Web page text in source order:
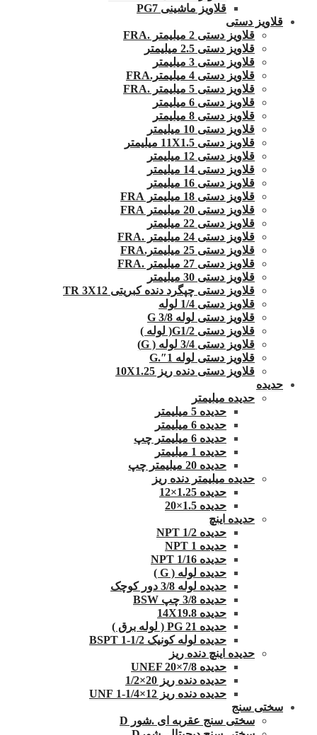
قلاویز ماشینی PG7
قلاویز دستی
قلاویز دستی 2 میلیمتر .FRA
قلاویز دستی 2.5 میلیمتر
قلاویز دستی 3 میلیمتر
قلاویز دستی 4 میلیمتر.FRA
قلاویز دستی 5 میلیمتر .FRA
قلاویز دستی 6 میلیمتر
قلاویز دستی 8 میلیمتر
قلاویز دستی 10 میلیمتر
قلاویز دستی 11X1.5 میلیمتر
قلاویز دستی 12 میلیمتر
قلاویز دستی 14 میلیمتر
قلاویز دستی 16 میلیمتر
قلاویز دستی 18 میلیمتر FRA
قلاویز دستی 20 میلیمتر FRA
قلاویز دستی 22 میلیمتر
قلاویز دستی 24 میلیمتر .FRA
قلاویز دستی 25 میلیمتر.FRA
قلاویز دستی 27 میلیمتر .FRA
قلاویز دستی 30 میلیمتر
قلاویز دستی چپگرد دنده کبریتی TR 3X12
قلاویز دستی 1/4 لوله
قلاویز دستی لوله G 3/8
قلاویز دستی G1/2( لوله )
قلاویز دستی 3/4 لوله ( G)
قلاویز دستی لوله 1″.G
قلاویز دستی دنده ریز 10X1.25
حدیده
حدیده میلیمتر
حدیده 5 میلیمتر
حدیده 6 میلیمتر
حدیده 6 میلیمتر چپ
حدیده 1 میلیمتر
حدیده 20 میلیمتر چپ
حدیده میلیمتر دنده ریز
حدیده 1.25×12
حدیده 1.5×20
حدیده اینچ
حدیده 1/2 NPT
حدیده NPT 1
حدیده 1/16 NPT
حدیده لوله ( G )
حدیده لوله 3/8 دور کوچک
حدیده 3/8 چپ BSW
حدیده 14X19.8
حدیده 21 PG ( لوله برق )
حدیده لوله کونیک 1/2-1 BSPT
حدیده اینچ دنده ریز
حدیده UNEF 20×7/8
حدیده دنده ریز 20×1/2
حدیده دنده ریز 12×1/4-1 UNF
سختی سنج
سختی سنج عقربه ای .شور D